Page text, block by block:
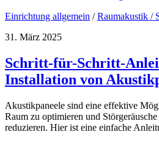
Einrichtung allgemein /Raumakustik /
31. März 2025
Schritt-für-Schritt-
Installation von
Akustikpaneele sind eine effektive
Raum zu optimieren und
reduzieren. Hier ist eine einfache